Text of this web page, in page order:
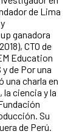
de Lima
ganadora
CTO de
Education
de Por una
una charla en
ciencia y la
Su
de Perú.